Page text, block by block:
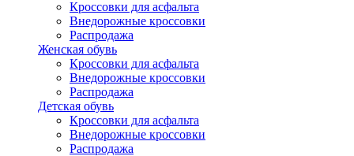
Кроссовки для асфальта
Внедорожные кроссовки
Распродажа
Женская обувь
Кроссовки для асфальта
Внедорожные кроссовки
Распродажа
Детская обувь
Кроссовки для асфальта
Внедорожные кроссовки
Распродажа